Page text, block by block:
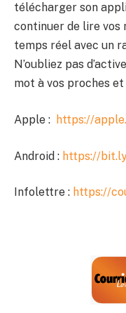
télécharger son
continuer de lire vos
temps réel avec un
N’oubliez pas
mot à vos proches
Apple : https://
Android : https://
Infolettre : https://